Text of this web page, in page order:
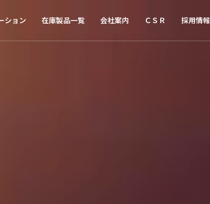
ション 在庫製品一覧 会社案内 ＣＳＲ 採用情報